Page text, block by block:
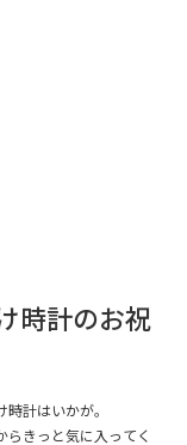
時計のお祝
計はいかが。
らきっと気に入ってく